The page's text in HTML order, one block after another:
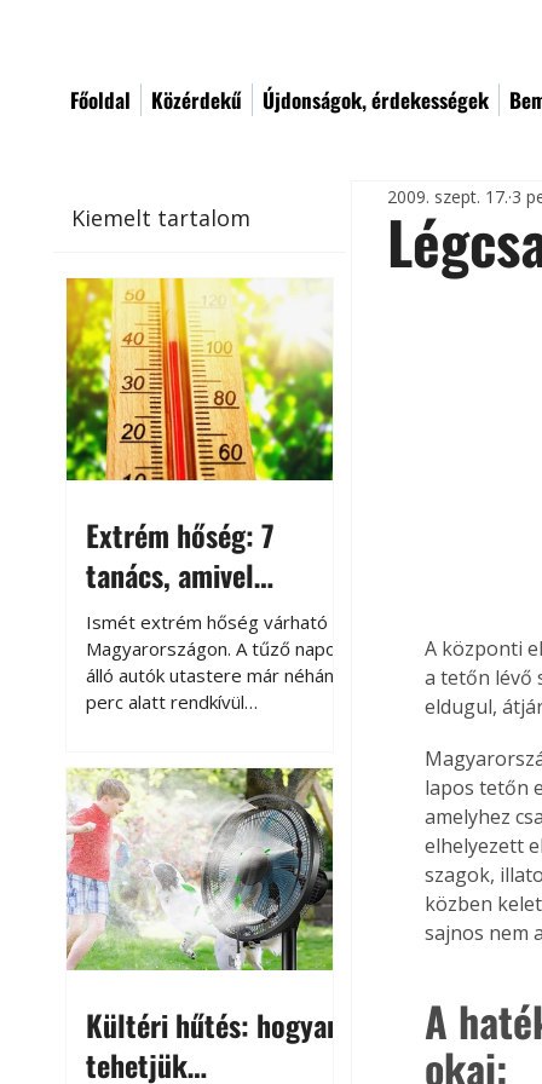
Főoldal Közérdekű Újdonságok, érdekességek
Kiemelt tartalom
Extrém hőség: 7
tanács, amivel
megóvhatjuk
autónkat a nyári
károktól
Ismét extrém hőség várható
Magyarországon. A tűző napon
álló autók utastere már néhány
perc alatt rendkívül
megközelítheti. Ez nemcsak a
beszállást teszi kellemetlenné,
hanem az autó állapotára és a
benne hagyott tárgyakra is
káros hatással lehet. Néhány
egyszerű óvintézkedéssel
azonban jelentősen
csökkenthetjük a hőség káros
Kültéri hűtés: hogyan
tehetjük
2009. szept. 17. 3
A központi
a tetőn lévő
eldugul,
lapos tetőn
amelyhez
elhelyezett
szagok,
közben
sajnos nem
A
okai: